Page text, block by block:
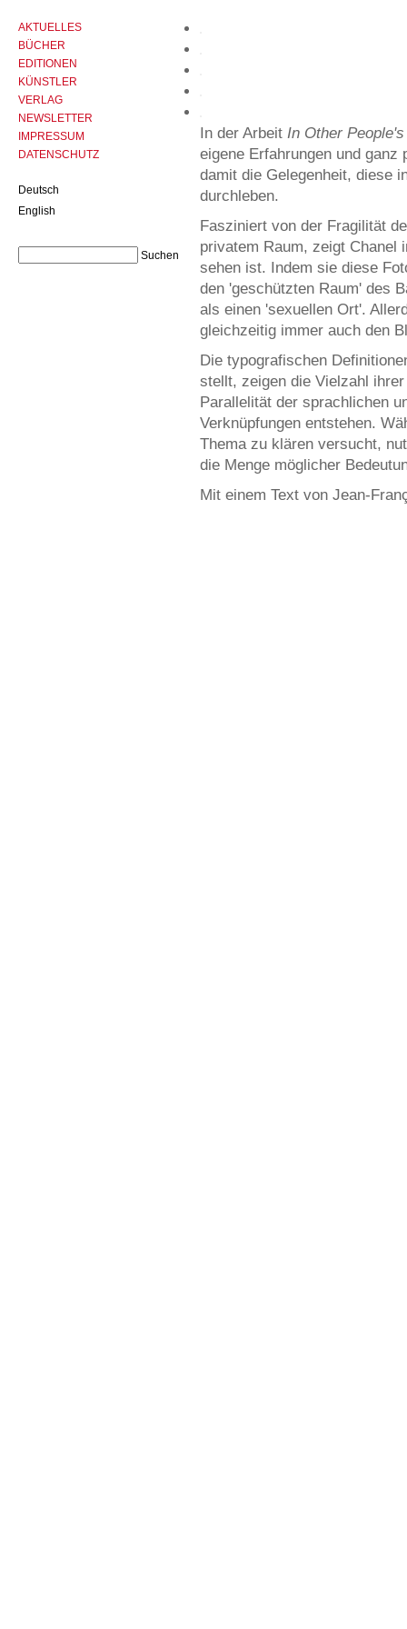
In der Arbeit In Other
eigene Erfahrungen und
damit die Gelegenheit, diese
durchleben.
Fasziniert von der Fragilität
privatem Raum, zeigt Chanel
sehen ist. Indem sie diese
den 'geschützten Raum' des
als einen 'sexuellen Ort'.
gleichzeitig immer auch den
Die typografischen
stellt, zeigen die Vielzahl
Parallelität der sprachlichen
Verknüpfungen entstehen.
Thema zu klären versucht,
die Menge möglicher
Mit einem Text von Jean-
AKTUELLES
BÜCHER
EDITIONEN
KÜNSTLER
VERLAG
NEWSLETTER
IMPRESSUM
DATENSCHUTZ
Deutsch
English